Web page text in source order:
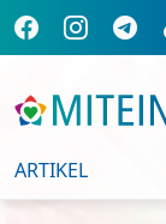
ARTIKEL